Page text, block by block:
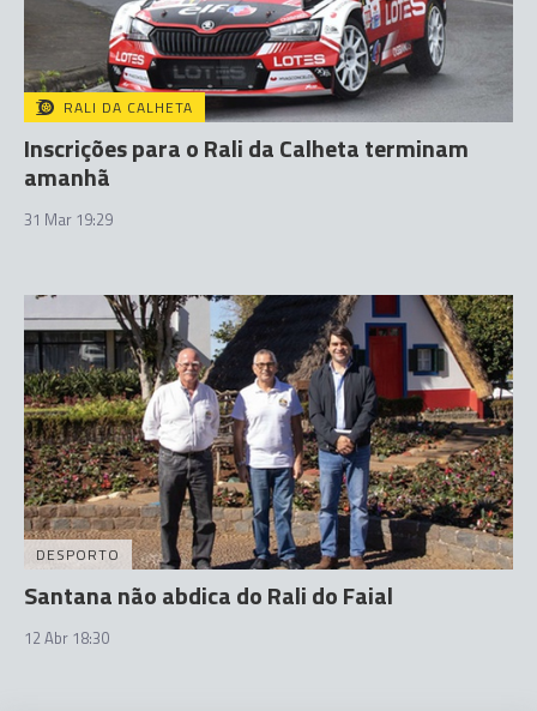
RALI DA CALHETA
Inscrições para o Rali da Calheta terminam
amanhã
31 Mar 19:29
DESPORTO
Santana não abdica do Rali do Faial
12 Abr 18:30